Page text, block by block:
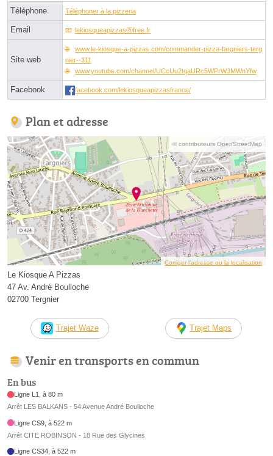
Téléphone Téléphoner à la pizzeria
Email lekiosqueapizzasⓐfree.fr
Site web
www.le-kiosque-a-pizzas.com/commander-pizza-fargniers-terg
nier--311
www.youtube.com/channel/UCcUu2tqaURc5WPrWJMWnYfw
Facebook facebook.com/lekiosqueapizzasfrance/
Plan et adresse
© contributeurs OpenStreetMap
Corriger l’adresse ou la localisation
Le Kiosque A Pizzas
47 Av. André Boulloche
02700 Tergnier
Trajet Waze Trajet Maps
Venir en transports en commun
En bus
Ligne L1, à 80 m
Arrêt LES BALKANS - 54 Avenue André Boulloche
Ligne CS9, à 522 m
Arrêt CITE ROBINSON - 18 Rue des Glycines
Ligne CS34, à 522 m